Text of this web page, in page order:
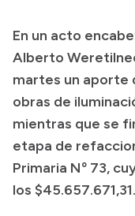
Transparencia
Inversión en Salud
Licitaciones
Consulta de
En un acto
Alberto
martes un aporte
obras de
mientras que se
etapa de
Primaria Nº 73,
los $45.657.671,31.